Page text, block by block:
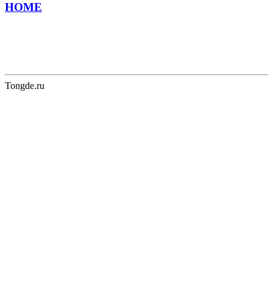
HOME
Tongde.ru